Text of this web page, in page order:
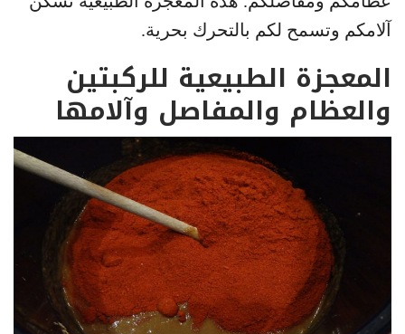
آلامكم وتسمح لكم بالتحرك بحرية.
المعجزة الطبيعية للركبتين
والعظام والمفاصل وآلامها